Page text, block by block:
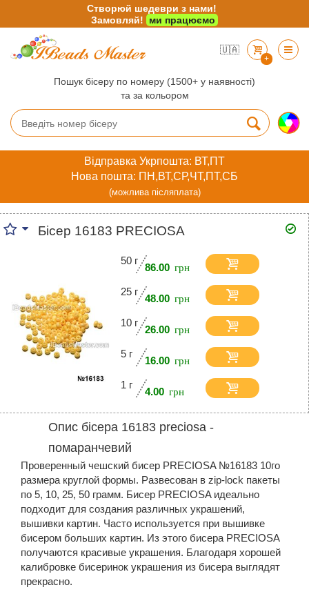
🇺🇦
+
Пошук бісеру по номеру (1500+ у наявності)
та за кольором
Відправка Укрпошта: ВТ,ПТ
Нова пошта: ПН,ВТ,СР,ЧТ,ПТ,СБ
(можлива післяплата)
Бісер 16183 PRECIOSA
50 г
86.00
25 г
48.00
10 г
26.00
5 г
16.00
1 г
4.00
Опис бісера 16183 preciosa -
помаранчевий
Проверенный чешский бисер PRECIOSA №16183 10го
размера круглой формы. Развесован в zip-lock пакеты
по 5, 10, 25, 50 грамм. Бисер PRECIOSA идеально
подходит для создания различных украшений,
вышивки картин. Часто используется при вышивке
бисером больших картин. Из этого бисера PRECIOSA
получаются красивые украшения. Благодаря хорошей
калибровке бисеринок украшения из бисера выглядят
прекрасно.
Створюй шедеври з нами!
Замовляй!
ми працюємо